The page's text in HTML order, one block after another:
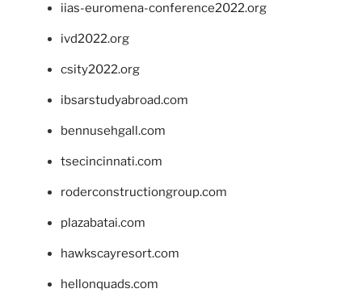
iias-euromena-conference2022.org
ivd2022.org
csity2022.org
ibsarstudyabroad.com
bennusehgall.com
tsecincinnati.com
roderconstructiongroup.com
plazabatai.com
hawkscayresort.com
hellonquads.com